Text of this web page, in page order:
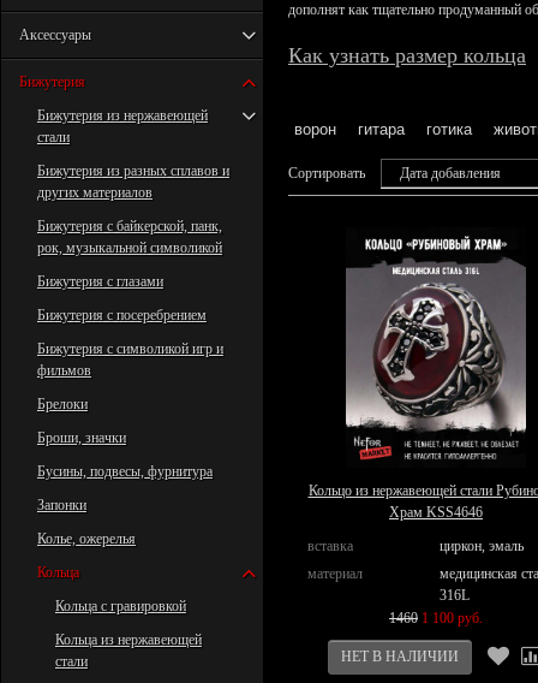
Аксессуары
Бижутерия
Бижутерия из нержавеющей
стали
Бижутерия из разных сплавов и
других материалов
Бижутерия с байкерской, панк,
рок, музыкальной символикой
Бижутерия с глазами
Бижутерия с посеребрением
Бижутерия с символикой игр и
фильмов
Брелоки
Броши, значки
Бусины, подвесы, фурнитура
Запонки
Колье, ожерелья
Кольца
Кольца с гравировкой
Кольца из нержавеющей
стали
дополнят как тщательно продуманный
Как узнать размер кольца
ворон гитара готика
Сортировать Дата добавления
Кольцо из нержавеющей стали
Храм KSS4646
вставка
циркон, эмаль
материал
медицинская
316L
1460 1 100 руб.